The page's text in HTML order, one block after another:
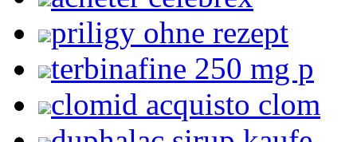
priligy ohne rezept
terbinafine 250 mg p
clomid acquisto clom